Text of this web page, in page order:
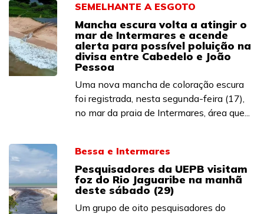
SEMELHANTE A ESGOTO
Mancha escura volta a atingir o
mar de Intermares e acende
alerta para possível poluição na
divisa entre Cabedelo e João
Pessoa
Uma nova mancha de coloração escura
foi registrada, nesta segunda-feira (17),
no mar da praia de Intermares, área que...
Bessa e Intermares
Pesquisadores da UEPB visitam
foz do Rio Jaguaribe na manhã
deste sábado (29)
Um grupo de oito pesquisadores do